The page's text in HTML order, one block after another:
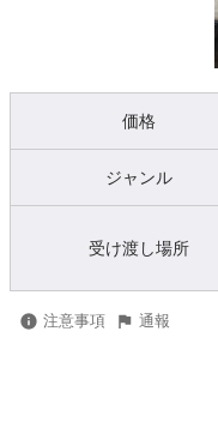
価格
ジャンル
受け渡し場所
注意事項 通報